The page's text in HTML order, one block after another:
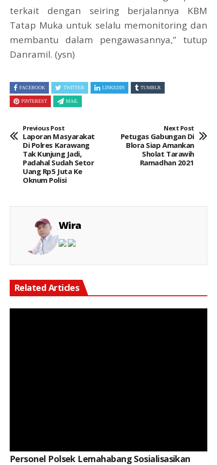
terkait dengan seiring berjalannya KBM
Tatap Muka untuk selalu memonitoring dan
membantu dalam pengawasannya,” tutup
Danramil. (ysn)
FACEBOOK TWITTER LINKEDIN TUMBLR
PINTEREST MAIL
Previous Post
Laporan Masyarakat
Di Polres Karawang
Tak Kunjung Jadi,
Padahal Sudah Setor
Uang Rp5 Juta Ke
Oknum Polisi
Next Post
Petugas Gabungan Di
Blora Siap Amankan
Sholat Tarawih
Ramadhan 2021
Wira
Related Articles
Keterangan Gambar: Jerico Pasaribu, S.H., M.H., Saat Kegiatan
Personel Polsek Lemahabang Sosialisasikan